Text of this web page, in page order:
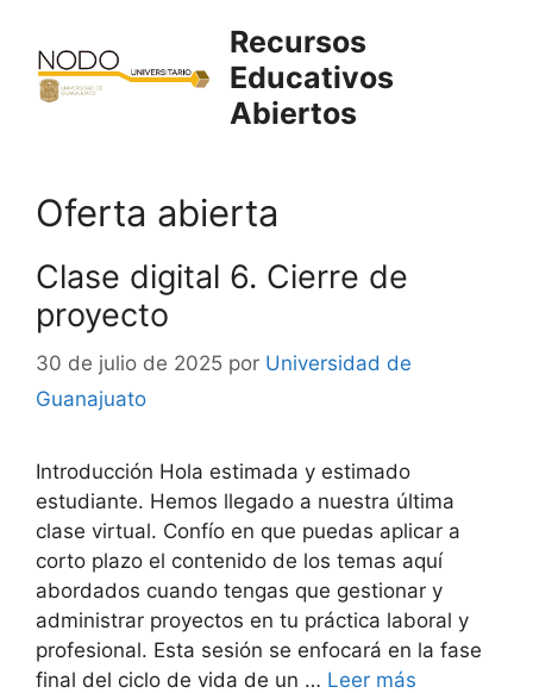
contenido
Recursos
Educativos
Abiertos
Oferta abierta
Clase digital 6. Cierre de
proyecto
30 de julio de 2025 por Universidad de
Guanajuato
Introducción Hola estimada y estimado
estudiante. Hemos llegado a nuestra última
clase virtual. Confío en que puedas aplicar a
corto plazo el contenido de los temas aquí
abordados cuando tengas que gestionar y
administrar proyectos en tu práctica laboral y
profesional. Esta sesión se enfocará en la fase
final del ciclo de vida de un … Leer más